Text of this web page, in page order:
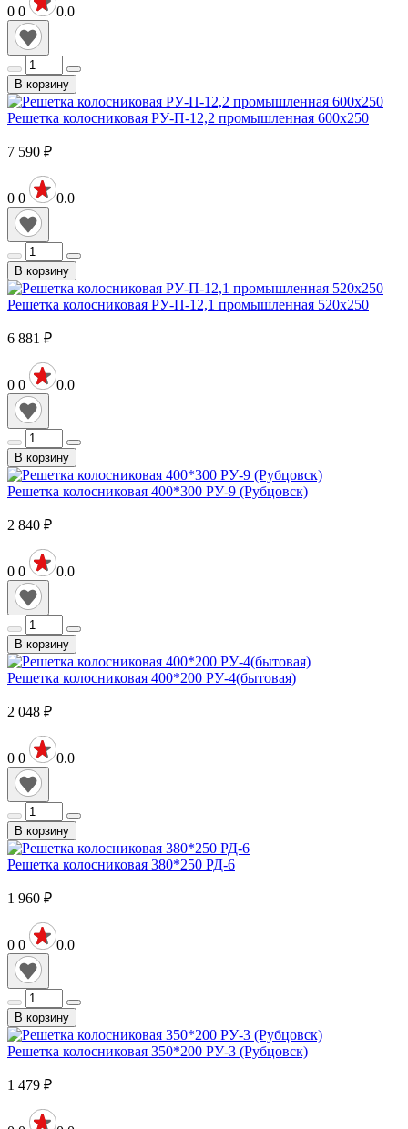
0 0 0.0
В корзину
Решетка колосниковая РУ-П-12,2 промышленная 600х250
7 590 ₽
0 0 0.0
В корзину
Решетка колосниковая РУ-П-12,1 промышленная 520х250
6 881 ₽
0 0 0.0
В корзину
Решетка колосниковая 400*300 РУ-9 (Рубцовск)
2 840 ₽
0 0 0.0
В корзину
Решетка колосниковая 400*200 РУ-4(бытовая)
2 048 ₽
0 0 0.0
В корзину
Решетка колосниковая 380*250 РД-6
1 960 ₽
0 0 0.0
В корзину
Решетка колосниковая 350*200 РУ-3 (Рубцовск)
1 479 ₽